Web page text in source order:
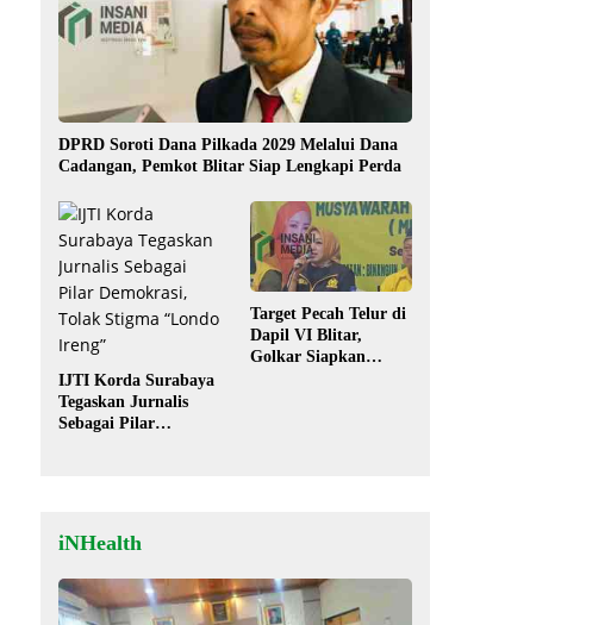
DPRD Soroti Dana Pilkada 2029 Melalui Dana
Cadangan, Pemkot Blitar Siap Lengkapi Perda
IJTI Korda Surabaya
Tegaskan Jurnalis
Sebagai Pilar
Target Pecah Telur di
Dapil VI Blitar,
Golkar Siapkan
iNHealth